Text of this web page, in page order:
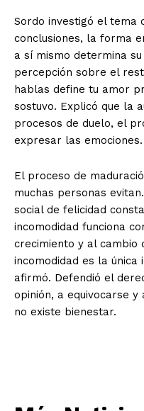
Sordo investigó el tema
conclusiones, la forma
a sí mismo determina
percepción sobre el
hablas define tu amor
sostuvo. Explicó que la
procesos de duelo, el
expresar las emociones.
El proceso de
muchas personas
social de felicidad
incomodidad funciona
crecimiento y al cambio
incomodidad es la única
afirmó. Defendió el
opinión, a equivocarse
no existe bienestar.